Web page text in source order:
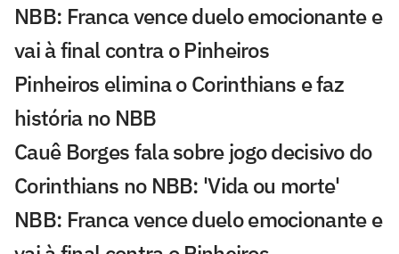
NBB: Franca vence duelo emocionante e
vai à final contra o Pinheiros
Pinheiros elimina o Corinthians e faz
história no NBB
Cauê Borges fala sobre jogo decisivo do
Corinthians no NBB: 'Vida ou morte'
NBB: Franca vence duelo emocionante e